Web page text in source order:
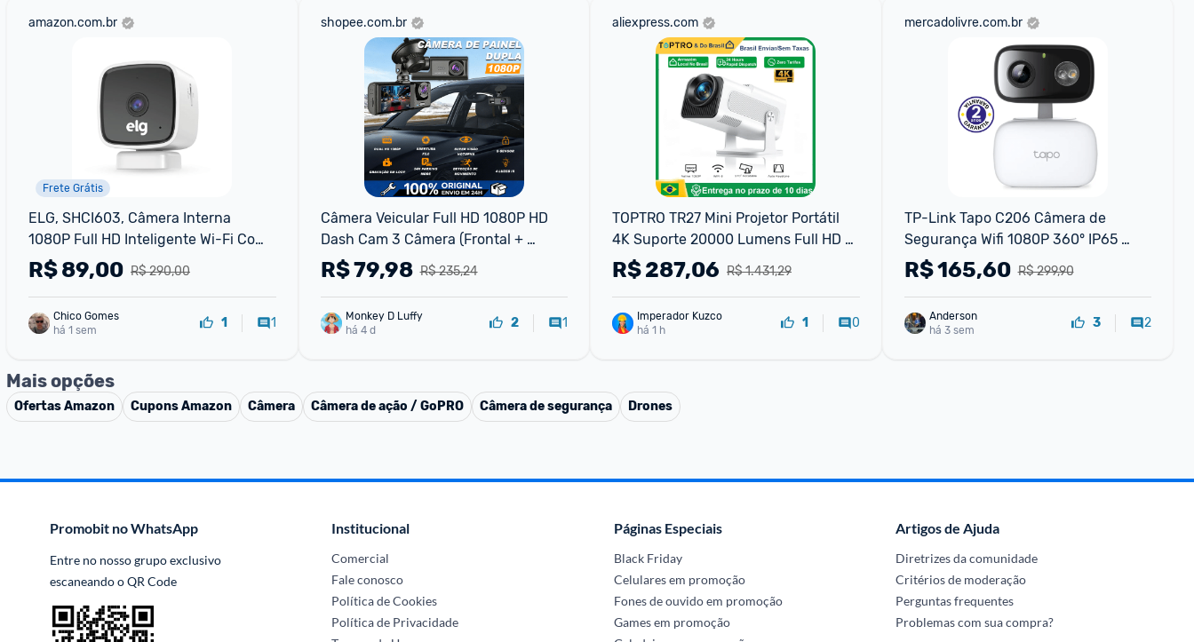
amazon.com.br
Frete Grátis
ELG, SHCI603, Câmera Interna
1080P Full HD Inteligente Wi-Fi Com
Botão SOS
R$ 290,00
R$89,00
Chico Gomes
há 1 sem
1 1
shopee.com.br
Câmera Veicular Full HD 1080P HD
Dash Cam 3 Câmera (Frontal +
Interna + Traseira) 24H Monitor de
Estacionamento dvr 36
R$ 235,24
R$79,98
Monkey D Luffy
há 4 d
2 1
aliexpress.com
TOPTRO TR27 Mini Projetor Portátil
4K Suporte 20000 Lumens Full HD
1080P Nativo 270°
R$ 1.431,29
R$287,06
Imperador Kuzco
há 1 h
1 0
mercadolivre.com.br
TP-Link Tapo C206 Câmera de
Segurança Wifi 1080P 360° IP65
Interna Externa
R$ 299,90
R$165,60
Anderson
há 3 sem
3 2
Mais opções
OfertasAmazon CuponsAmazon Câmera Câmera de ação / GoPRO Câmera de segurança Drones
Promobit no WhatsApp
Entre no nosso grupo exclusivo
escaneando o QR Code
Institucional
Comercial
Fale conosco
Política de Cookies
Política de Privacidade
Páginas Especiais
Black Friday
Celulares em promoção
Fones de ouvido em promoção
Games em promoção
Artigos de Ajuda
Diretrizes da comunidade
Critérios de moderação
Perguntas frequentes
Problemas com sua compra?